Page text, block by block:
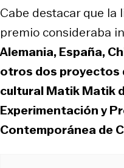
Cabe destacar que la
premio consideraba
Alemania, España,
otros dos proyectos
cultural Matik Matik
Experimentación y
Contemporánea de